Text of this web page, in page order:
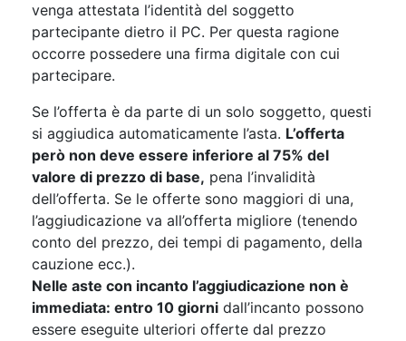
venga attestata l’identità del soggetto
partecipante dietro il PC. Per questa ragione
occorre possedere una firma digitale con cui
partecipare.
Se l’offerta è da parte di un solo soggetto, questi
si aggiudica automaticamente l’asta. L’offerta
però non deve essere inferiore al 75% del
valore di prezzo di base, pena l’invalidità
dell’offerta. Se le offerte sono maggiori di una,
l’aggiudicazione va all’offerta migliore (tenendo
conto del prezzo, dei tempi di pagamento, della
cauzione ecc.).
Nelle aste con incanto l’aggiudicazione non è
immediata: entro 10 giorni dall’incanto possono
essere eseguite ulteriori offerte dal prezzo